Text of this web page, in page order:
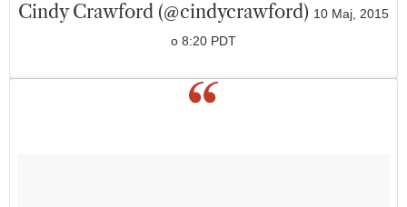
Cindy Crawford (@cindycrawford) 10 Maj, 2015
o 8:20 PDT